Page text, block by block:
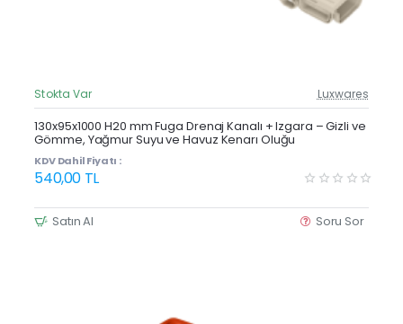
Güncel Fiyat
Yeni Ürün
Stokta Var Luxwares
130x95x1000 H20 mm Fuga Drenaj Kanalı + Izgara – Gizli ve
Gömme, Yağmur Suyu ve Havuz Kenarı Oluğu
KDV Dahil Fiyatı :
540,00 TL
Satın Al Soru Sor